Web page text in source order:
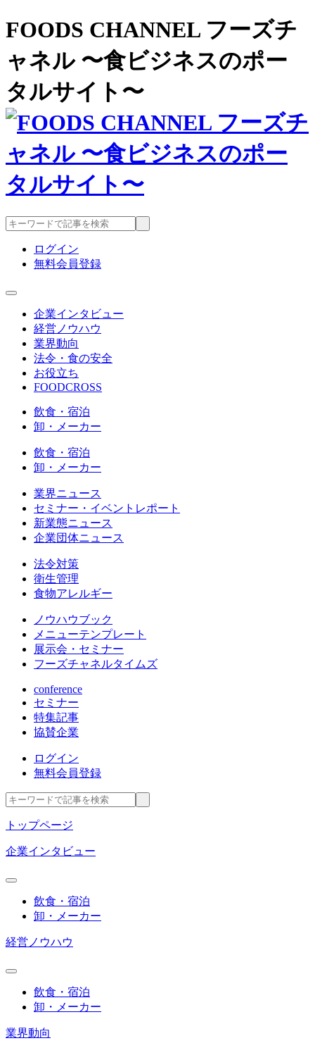
FOODS CHANNEL フーズチ
ャネル 〜食ビジネスのポー
タルサイト〜
ログイン
無料会員登録
企業インタビュー
経営ノウハウ
業界動向
法令・食の安全
お役立ち
FOODCROSS
飲食・宿泊
卸・メーカー
飲食・宿泊
卸・メーカー
業界ニュース
セミナー・イベントレポート
新業態ニュース
企業団体ニュース
法令対策
衛生管理
食物アレルギー
ノウハウブック
メニューテンプレート
展示会・セミナー
フーズチャネルタイムズ
conference
セミナー
特集記事
協賛企業
ログイン
無料会員登録
トップページ
企業インタビュー
飲食・宿泊
卸・メーカー
経営ノウハウ
飲食・宿泊
卸・メーカー
業界動向